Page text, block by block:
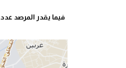
فيما يقدر المرصد عدد